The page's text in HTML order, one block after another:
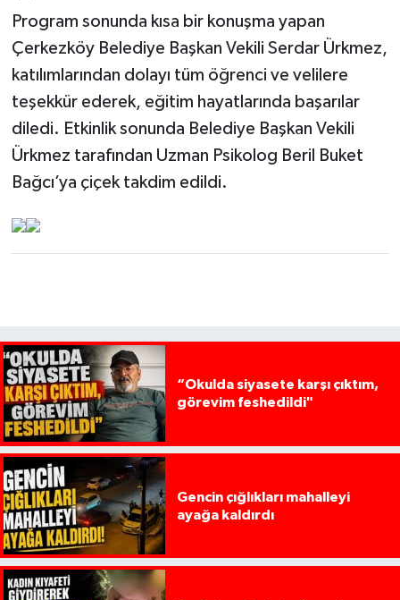
Program sonunda kısa bir konuşma yapan
Çerkezköy Belediye Başkan Vekili Serdar Ürkmez,
katılımlarından dolayı tüm öğrenci ve velilere
teşekkür ederek, eğitim hayatlarında başarılar
diledi. Etkinlik sonunda Belediye Başkan Vekili
Ürkmez tarafından Uzman Psikolog Beril Buket
Bağcı’ya çiçek takdim edildi.
“Okulda siyasete karşı çıktım,
görevim feshedildi"
Gencin çığlıkları mahalleyi
ayağa kaldırdı